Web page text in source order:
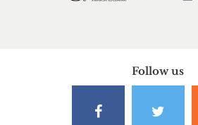
Follow us